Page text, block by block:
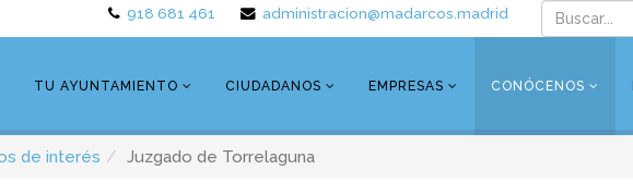
918 681 461 administracion@madarcos.madrid
TU AYUNTAMIENTO CIUDADANOS EMPRESAS CONÓCENOS
de interés Juzgado de Torrelaguna